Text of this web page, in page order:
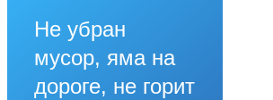
Не убран
мусор, яма на
дороге, не горит